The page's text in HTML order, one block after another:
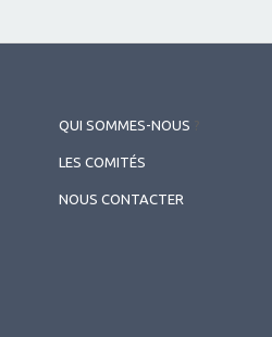
QUI SOMMES-NOUS
LES COMITÉS
NOUS CONTACTER